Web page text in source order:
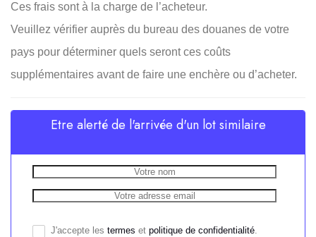
Ces frais sont à la charge de l’acheteur.
Veuillez vérifier auprès du bureau des douanes de votre
pays pour déterminer quels seront ces coûts
supplémentaires avant de faire une enchère ou d’acheter.
Etre alerté de l'arrivée d'un lot similaire
J'accepte les termes et politique de confidentialité.